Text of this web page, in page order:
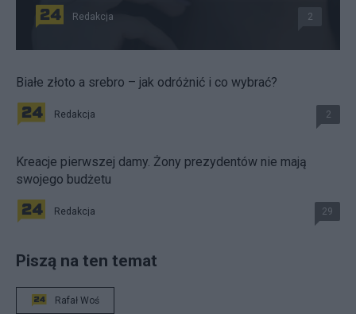
Redakcja 2
Białe złoto a srebro – jak odróżnić i co wybrać?
Redakcja 2
Kreacje pierwszej damy. Żony prezydentów nie mają
swojego budżetu
Redakcja 29
Piszą na ten temat
Rafał Woś